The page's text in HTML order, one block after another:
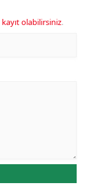
kayıt olabilirsiniz.